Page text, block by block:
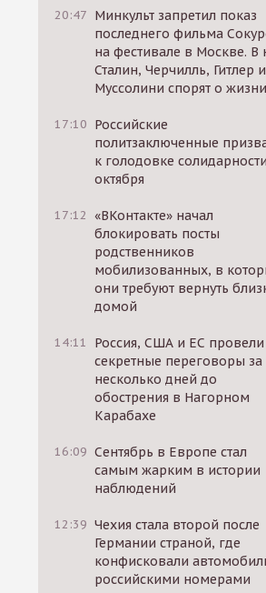
20:47 Минкульт запретил показ
последнего фильма
на фестивале в Москве. В
Сталин, Черчилль, Гитлер и
Муссолини спорят о жизни
17:10 Российские
политзаключенные
к голодовке
октября
17:12 «ВКонтакте» начал
блокировать посты
родственников
мобилизованных, в
они требуют вернуть
домой
14:11
Россия, США и ЕС провели
секретные переговоры за
несколько дней до
обострения в Нагорном
Карабахе
16:09 Сентябрь в Европе стал
самым жарким в истории
наблюдений
12:39 Чехия стала второй после
Германии страной, где
конфисковали
российскими номерами